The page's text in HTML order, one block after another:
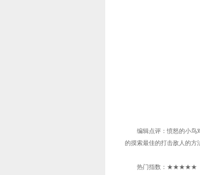
编辑点评：愤怒的小鸟对
的摸索最佳的打击敌人的方
热门指数：★★★★★